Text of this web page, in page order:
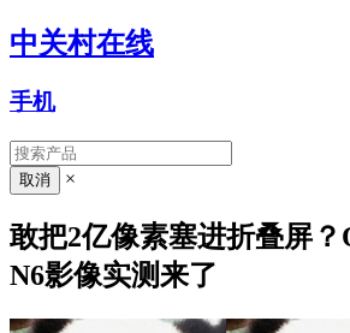
中关村在线
手机
×
敢把2亿像素塞进折叠屏
N6影像实测来了